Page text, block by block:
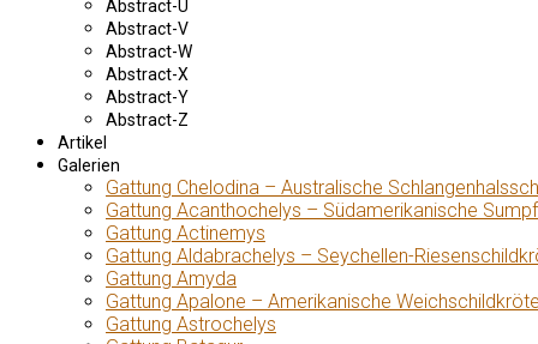
Abstract-U
Abstract-V
Abstract-W
Abstract-X
Abstract-Y
Abstract-Z
Artikel
Galerien
Gattung Chelodina – Australische
Gattung Acanthochelys – Südamerikanische
Gattung Actinemys
Gattung Aldabrachelys – Seychellen-
Gattung Amyda
Gattung Apalone – Amerikanische
Gattung Astrochelys